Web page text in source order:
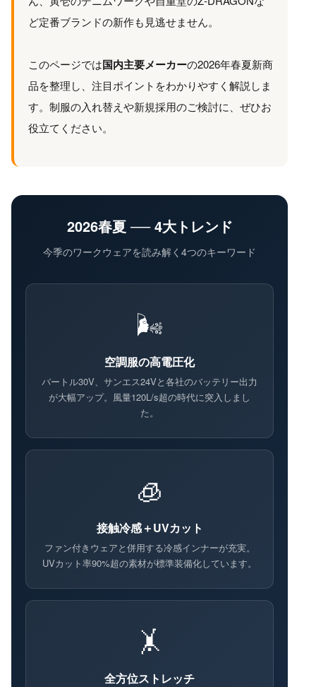
ど定番ブランドの新作も見逃せません。
このページでは国内主要メーカーの2026年春夏新商
品を整理し、注目ポイントをわかりやすく解説しま
す。制服の入れ替えや新規採用のご検討に、ぜひお
役立てください。
2026春夏 ── 4大トレンド
今季のワークウェアを読み解く4つのキーワード
🌬️
空調服の高電圧化
バートル30V、サンエス24Vと各社のバッテリー出力
が大幅アップ。風量120L/s超の時代に突入しまし
た。
🧊
接触冷感＋UVカット
ファン付きウェアと併用する冷感インナーが充実。
UVカット率90%超の素材が標準装備化しています。
🤸
全方位ストレッチ